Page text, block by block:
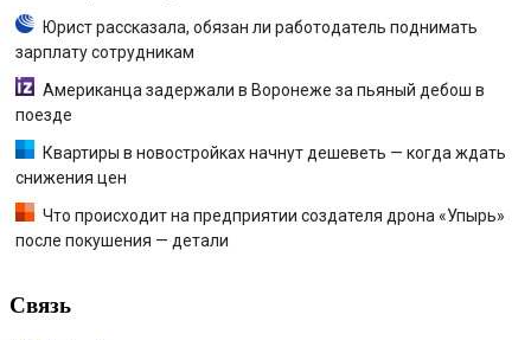
Юрист рассказала, обязан ли работодатель поднимать
зарплату сотрудникам
Американца задержали в Воронеже за пьяный дебош в
поезде
Квартиры в новостройках начнут дешеветь — когда ждать
снижения цен
Что происходит на предприятии создателя дрона «Упырь»
после покушения — детали
Связь